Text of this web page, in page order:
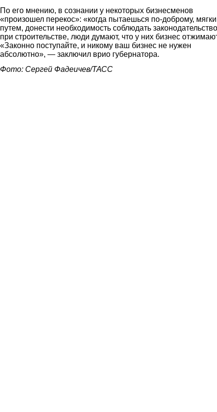
По его мнению, в сознании у некоторых бизнесменов
«произошел перекос»: «когда пытаешься по-доброму,
путем, донести необходимость соблюдать законодательство
при строительстве, люди думают, что у них бизнес
«Законно поступайте, и никому ваш бизнес не нужен
абсолютно», — заключил врио губернатора.
Фото: Сергей Фадеичев/ТАСС